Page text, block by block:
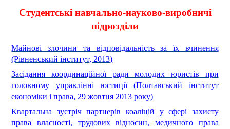
Студентські навчально-науково-виробничі
підрозділи
Майнові злочини та відповідальність за їх вчинення
(Рівненський інститут, 2013)
Засідання координаційної ради молодих юристів при
головному управлінні юстиції (Полтавський інститут
економіки і права, 29 жовтня 2013 року)
Квартальна зустріч партнерів коаліцій у сфері захисту
права власності, трудових відносин, медичного права